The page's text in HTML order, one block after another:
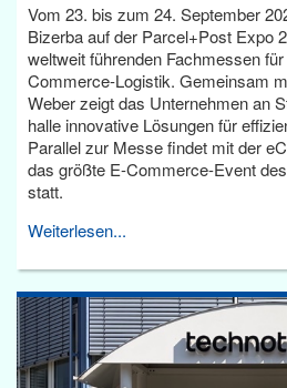
Vom 23. bis zum 24. September
Bizerba auf der Parcel+Post Expo
weltweit führenden Fachmessen
Commerce-Logistik. Gemeinsam
Weber zeigt das Unternehmen an
halle innovative Lösungen für
Parallel zur Messe findet mit der
das größte E-Commerce-Event
statt.
Weiterlesen...